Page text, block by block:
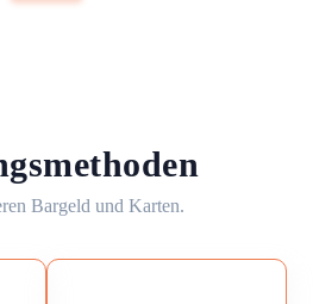
Bargeld und Karten.